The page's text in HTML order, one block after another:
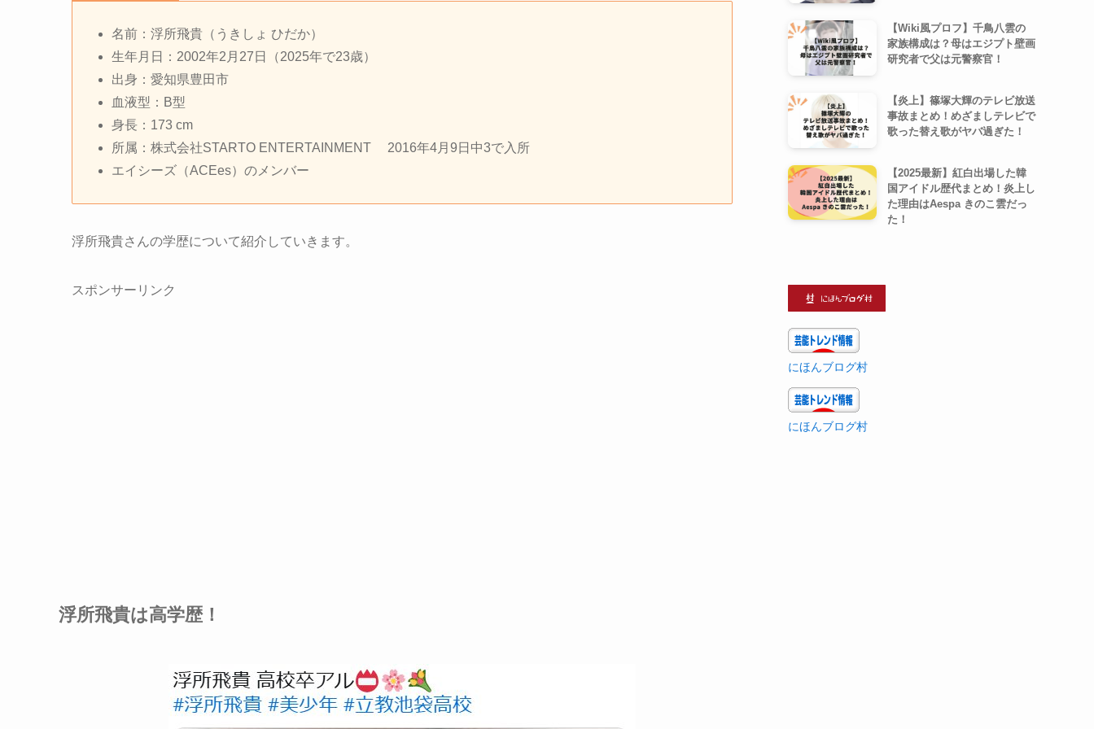
名前：浮所飛貴（うきしょ ひだか）
生年月日：2002年2月27日（2025年で23歳）
出身：愛知県豊田市
血液型：B型
身長：173 cm
所属：株式会社STARTO ENTERTAINMENT
2016年4月9日中3で入所
エイシーズ（ACEes）のメンバー
浮所飛貴さんの学歴について紹介していきます。
スポンサーリンク
浮所飛貴は高学歴！
【Wiki風プロフ】千鳥八雲の
家族構成は？母はエジプト壁画
研究者で父は元警察官！
【炎上】篠塚大輝のテレビ放送
事故まとめ！めざましテレビで
歌った替え歌がヤバ過ぎた！
【2025最新】紅白出場した韓
国アイドル歴代まとめ！炎上し
た理由はAespa きのこ雲だっ
た！
にほんブログ村
にほんブログ村